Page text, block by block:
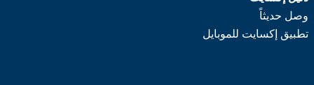
وصل حديثاً
تطبيق إكسايت للموبايل